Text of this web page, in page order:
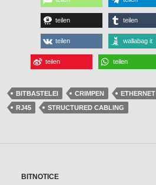
teilen teilen
teilen wallabag it
teilen teilen
BITBASTELEI CRIMPEN ETHERNET
RJ45
STRUCTURED CABLING
BITNOTICE